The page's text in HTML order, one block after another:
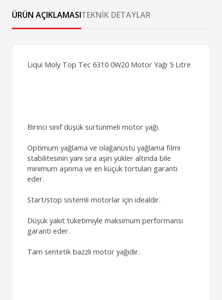
ÜRÜN AÇIKLAMASITEKNIK DETAYLAR
Liqui Moly Top Tec 6310 0W20 Motor Yağı 5 Litre
Birinci sınıf düşük sürtünmeli motor yağı.
Optimum yağlama ve olağanüstü yağlama filmi
stabilitesinin yanı sıra aşırı yükler altında bile
minimum aşınma ve en küçük tortuları garanti
eder.
Start/stop sistemli motorlar için idealdir.
Düşük yakıt tüketimiyle maksimum performansı
garanti eder.
Tam sentetik bazzlı motor yağıdır.